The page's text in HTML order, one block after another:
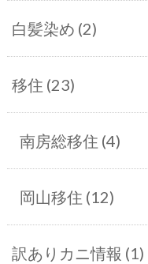
白髪染め (2)
移住 (23)
南房総移住 (4)
岡山移住 (12)
訳ありカニ情報 (1)